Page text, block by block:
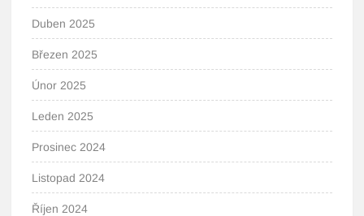
Duben 2025
Březen 2025
Únor 2025
Leden 2025
Prosinec 2024
Listopad 2024
Říjen 2024